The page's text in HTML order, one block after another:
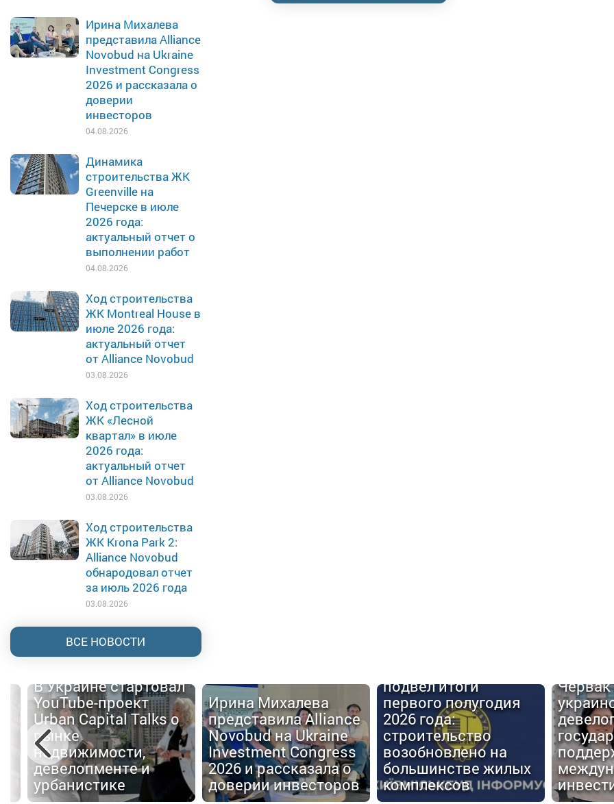
Ирина Михалева
представила Alliance
Novobud на Ukraine
Investment Congress
2026 и рассказала о
доверии
инвесторов
04.08.2026
Динамика
строительства ЖК
Greenville на
Печерске в июле
2026 года:
актуальный отчет о
выполнении работ
04.08.2026
Ход строительства
ЖК Montreal House в
июле 2026 года:
актуальный отчет
от Alliance Novobud
03.08.2026
Ход строительства
ЖК «Лесной
квартал» в июле
2026 года:
актуальный отчет
от Alliance Novobud
03.08.2026
Ход строительства
ЖК Krona Park 2:
Alliance Novobud
обнародовал отчет
за июль 2026 года
03.08.2026
ВСЕ НОВОСТИ
В Украине стартовал
YouTube-проект
Urban Capital Talks о
рынке
недвижимости,
девелопменте и
урбанистике
Ирина Михалева
представила Alliance
Novobud на Ukraine
Investment Congress
2026 и рассказала о
доверии инвесторов
подвел итоги
первого полугодия
2026 года:
строительство
возобновлено на
большинстве жилых
комплексов